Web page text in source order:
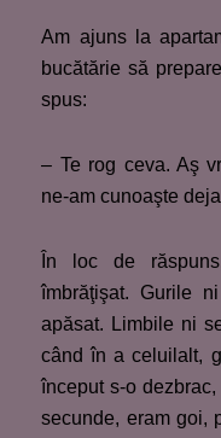
Am ajuns la
bucătărie să
spus:
– Te rog ceva. Aş
ne-am cunoaşte
În loc de
îmbrăţişat. Gurile
apăsat. Limbile ni
când în a celuilalt,
început s-o
secunde, eram goi,